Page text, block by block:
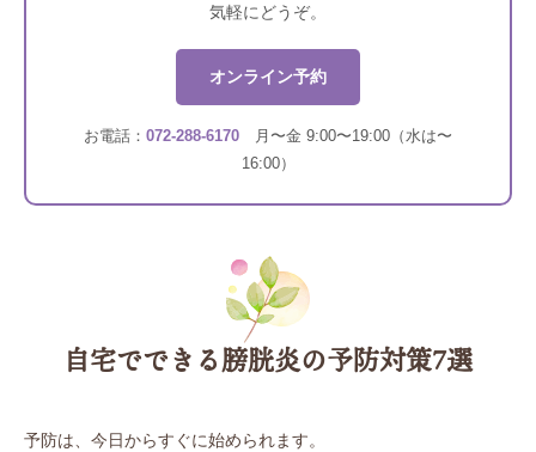
気軽にどうぞ。
オンライン予約
お電話： 072-288-6170 月〜金 9:00〜19:00（水は〜
16:00）
自宅でできる膀胱炎の予防対策7選
予防は、今日からすぐに始められます。